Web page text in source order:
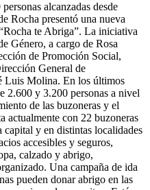
alcanzadas desde
Rocha presentó una nueva
te Abriga”. La iniciativa
Género, a cargo de Rosa
de Promoción Social,
General de
Luis Molina. En los últimos
2.600 y 3.200 personas a nivel
de las buzoneras y el
actualmente con 22 buzoneras
capital y en distintas localidades
accesibles y seguros,
calzado y abrigo,
Una campaña de ida
pueden donar abrigo en las